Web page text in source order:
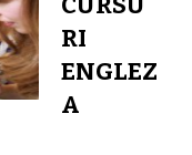
RI
ENGLEZ
A